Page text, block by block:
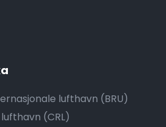
lufthavn (BRU)
(CRL)